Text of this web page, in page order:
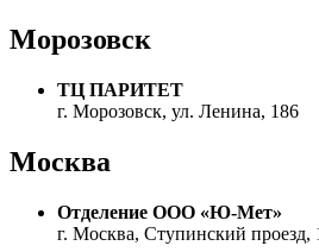
Морозовск
ТЦ ПАРИТЕТ
г. Морозовск, ул. Ленина, 186
Москва
Отделение ООО «Ю-Мет»
г. Москва, Ступинский проезд,